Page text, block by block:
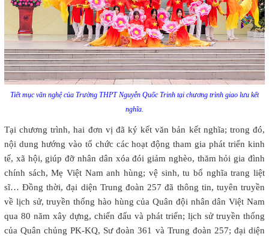
Tiết mục văn nghệ của Trường THPT Nguyễn Quốc Trinh tại chương trình giao lưu kết
nghĩa.
Tại chương trình, hai đơn vị đã ký kết văn bản kết nghĩa; trong đó,
nội dung hướng vào tổ chức các hoạt động tham gia phát triển kinh
tế, xã hội, giúp đỡ nhân dân xóa đói giảm nghèo, thăm hỏi gia đình
chính sách, Mẹ Việt Nam anh hùng; vệ sinh, tu bổ nghĩa trang liệt
sĩ… Đồng thời, đại diện Trung đoàn 257 đã thông tin, tuyên truyền
về lịch sử, truyền thống hào hùng của Quân đội nhân dân Việt Nam
qua 80 năm xây dựng, chiến đấu và phát triển; lịch sử truyền thống
của Quân chủng PK-KQ, Sư đoàn 361 và Trung đoàn 257; đại diện